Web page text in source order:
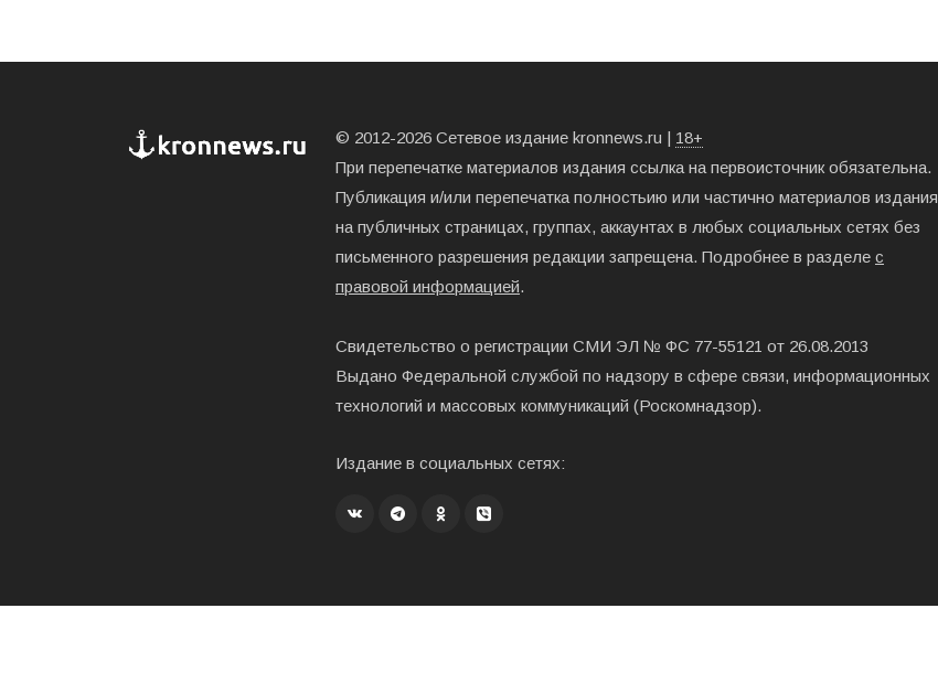
© 2012-2026 Сетевое издание kronnews.ru | 18+
При перепечатке материалов издания ссылка на первоисточник обязательна.
Публикация и/или перепечатка полностьию или частично материалов издания
на публичных страницах, группах, аккаунтах в любых социальных сетях без
письменного разрешения редакции запрещена. Подробнее в разделе с
правовой информацией.
Свидетельство о регистрации СМИ ЭЛ № ФС 77-55121 от 26.08.2013
Выдано Федеральной службой по надзору в сфере связи, информационных
технологий и массовых коммуникаций (Роскомнадзор).
Издание в социальных сетях: